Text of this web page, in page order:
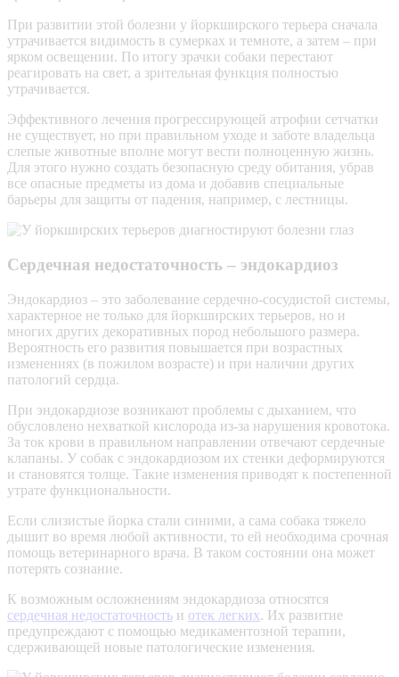
При развитии этой болезни у йоркширского терьера сначала
утрачивается видимость в сумерках и темноте, а затем – при
ярком освещении. По итогу зрачки собаки перестают
реагировать на свет, а зрительная функция полностью
утрачивается.
Эффективного лечения прогрессирующей атрофии сетчатки
не существует, но при правильном уходе и заботе владельца
слепые животные вполне могут вести полноценную жизнь.
Для этого нужно создать безопасную среду обитания, убрав
все опасные предметы из дома и добавив специальные
барьеры для защиты от падения, например, с лестницы.
Сердечная недостаточность – эндокардиоз
Эндокардиоз – это заболевание сердечно-сосудистой системы,
характерное не только для йоркширских терьеров, но и
многих других декоративных пород небольшого размера.
Вероятность его развития повышается при возрастных
изменениях (в пожилом возрасте) и при наличии других
патологий сердца.
При эндокардиозе возникают проблемы с дыханием, что
обусловлено нехваткой кислорода из-за нарушения кровотока.
За ток крови в правильном направлении отвечают сердечные
клапаны. У собак с эндокардиозом их стенки деформируются
и становятся толще. Такие изменения приводят к постепенной
утрате функциональности.
Если слизистые йорка стали синими, а сама собака тяжело
дышит во время любой активности, то ей необходима срочная
помощь ветеринарного врача. В таком состоянии она может
потерять сознание.
К возможным осложнениям эндокардиоза относятся
сердечная недостаточность и отек легких. Их развитие
предупреждают с помощью медикаментозной терапии,
сдерживающей новые патологические изменения.